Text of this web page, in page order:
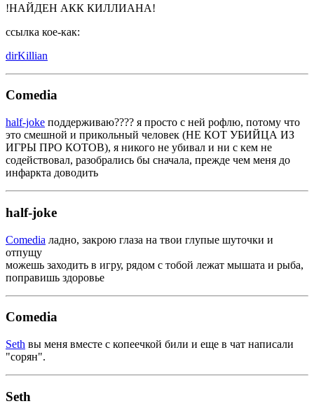
!НАЙДЕН АКК КИЛЛИАНА!
ссылка кое-как:
dirKillian
Comedia
half-joke поддерживаю???? я просто с ней рофлю, потому что
это смешной и прикольный человек (НЕ КОТ УБИЙЦА ИЗ
ИГРЫ ПРО КОТОВ), я никого не убивал и ни с кем не
содействовал, разобрались бы сначала, прежде чем меня до
инфаркта доводить
half-joke
Comedia ладно, закрою глаза на твои глупые шуточки и
отпущу
можешь заходить в игру, рядом с тобой лежат мышата и рыба,
поправишь здоровье
Comedia
Seth вы меня вместе с копеечкой били и еще в чат написали
"сорян".
Seth